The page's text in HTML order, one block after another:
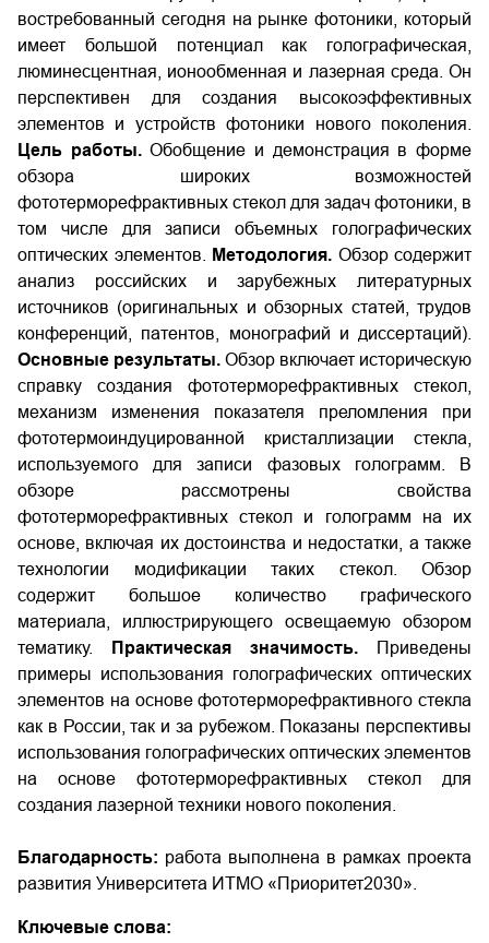
востребованный сегодня на рынке фотоники, который
имеет большой потенциал как голографическая,
люминесцентная, ионообменная и лазерная среда. Он
перспективен для создания высокоэффективных
элементов и устройств фотоники нового поколения.
Цель работы.Обобщение и демонстрация в форме
обзора широких возможностей
фототерморефрактивных стекол для задач фотоники, в
том числе для записи объемных голографических
оптических элементов.
Методология. Обзор содержит
анализ российских и зарубежных литературных
источников (оригинальных и обзорных статей, трудов
конференций, патентов, монографий и диссертаций).
Основные результаты. Обзор включает историческую
справку создания фототерморефрактивных стекол,
механизм изменения показателя преломления при
фототермоиндуцированной кристаллизации стекла,
используемого для записи фазовых голограмм. В
обзоре рассмотрены свойства
фототерморефрактивных стекол и голограмм на их
основе, включая их достоинства и недостатки, а также
технологии модификации таких стекол. Обзор
содержит большое количество графического
материала, иллюстрирующего освещаемую обзором
тематику.
Практическая значимость.
Приведены
примеры использования голографических оптических
элементов на основе фототерморефрактивного стекла
как в России, так и за рубежом. Показаны перспективы
использования голографических оптических элементов
на основе фототерморефрактивных стекол для
создания лазерной техники нового поколения.
Благодарность: работа выполнена в рамках проекта
развития Университета ИТМО «Приоритет­2030».
Ключевые слова: